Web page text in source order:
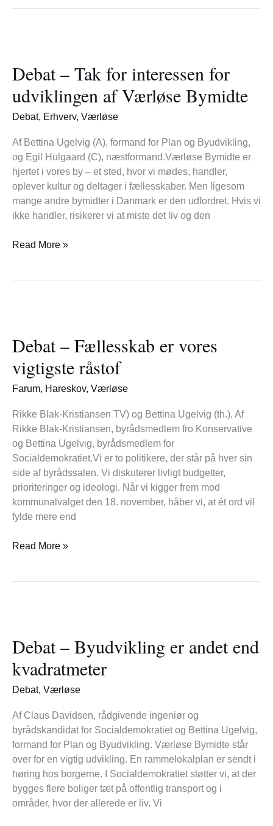
Debat – Tak for interessen for
udviklingen af Værløse Bymidte
Debat, Erhverv, Værløse
Af Bettina Ugelvig (A), formand for Plan og Byudvikling,
og Egil Hulgaard (C), næstformand.Værløse Bymidte er
hjertet i vores by – et sted, hvor vi mødes, handler,
oplever kultur og deltager i fællesskaber. Men ligesom
mange andre bymidter i Danmark er den udfordret. Hvis vi
ikke handler, risikerer vi at miste det liv og den
Tak
for
interessen
for
af
Værløse
Bymidte
Read More »
Debat – Fællesskab er vores
vigtigste råstof
Farum, Hareskov, Værløse
Rikke Blak-Kristiansen TV) og Bettina Ugelvig (th.). Af
Rikke Blak-Kristiansen, byrådsmedlem fro Konservative
og Bettina Ugelvig, byrådsmedlem for
Socialdemokratiet.Vi er to politikere, der står på hver sin
side af byrådssalen. Vi diskuterer livligt budgetter,
prioriteringer og ideologi. Når vi kigger frem mod
kommunalvalget den 18. november, håber vi, at ét ord vil
fylde mere end
Fællesskab
er
vores
vigtigste
Read More »
Debat – Byudvikling er andet end
kvadratmeter
Debat, Værløse
Af Claus Davidsen, rådgivende ingeniør og
byrådskandidat for Socialdemokratiet og Bettina Ugelvig,
formand for Plan og Byudvikling. Værløse Bymidte står
over for en vigtig udvikling. En rammelokalplan er sendt i
høring hos borgerne. I Socialdemokratiet støtter vi, at der
bygges flere boliger tæt på offentlig transport og i
områder, hvor der allerede er liv. Vi
Byudvikling
er
andet
end